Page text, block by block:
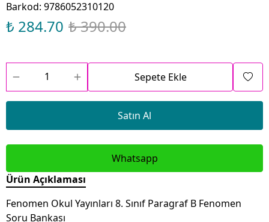
Barkod: 9786052310120
₺ 284.70 ₺ 390.00
Sepete Ekle
Satın Al
Whatsapp
Ürün Açıklaması
Fenomen Okul Yayınları 8. Sınıf Paragraf B Fenomen
Soru Bankası